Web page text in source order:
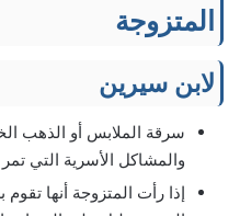
المتزوجة
لابن سيرين
سرقة الملابس أو الذهب
والمشاكل الأسرية التي تمر
إذا رأت المتزوجة أنها